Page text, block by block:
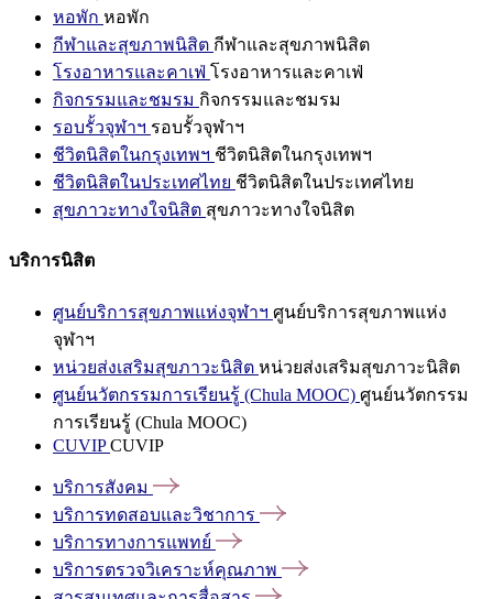
หอพัก หอพัก
กีฬาและสุขภาพนิสิต กีฬาและสุขภาพนิสิต
โรงอาหารและคาเฟ่ โรงอาหารและคาเฟ่
กิจกรรมและชมรม กิจกรรมและชมรม
รอบรั้วจุฬาฯ รอบรั้วจุฬาฯ
ชีวิตนิสิตในกรุงเทพฯ ชีวิตนิสิตในกรุงเทพฯ
ชีวิตนิสิตในประเทศไทย ชีวิตนิสิตในประเทศไทย
สุขภาวะทางใจนิสิต สุขภาวะทางใจนิสิต
บริการนิสิต
ศูนย์บริการสุขภาพแห่งจุฬาฯ ศูนย์บริการสุขภาพแห่ง
จุฬาฯ
หน่วยส่งเสริมสุขภาวะนิสิต หน่วยส่งเสริมสุขภาวะนิสิต
ศูนย์นวัตกรรมการเรียนรู้ (Chula MOOC) ศูนย์นวัตกรรม
การเรียนรู้ (Chula MOOC)
CUVIPCUVIP
บริการสังคม
บริการทดสอบและวิชาการ
บริการทางการแพทย์
บริการตรวจวิเคราะห์คุณภาพ